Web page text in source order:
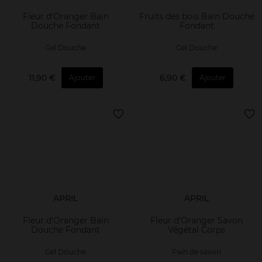
Fleur d'Oranger Bain
Douche Fondant
11,90 € Ajouter
Fruits des bois Bain Douche
Fondant
6,90 € Ajouter
APRIL
Fleur d'Oranger Bain
Douche Fondant
APRIL
Fleur d'Oranger Savon
Végétal Corps
Pain de savon